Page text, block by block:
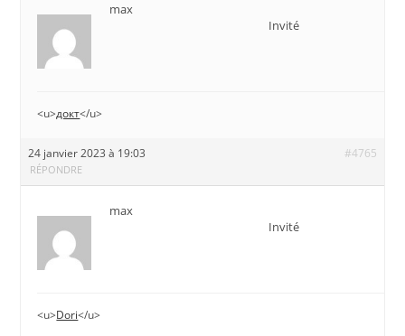
max
Invité
<u>докт</u>
24 janvier 2023 à 19:03 #4765
RÉPONDRE
max
Invité
<u>Dori</u>